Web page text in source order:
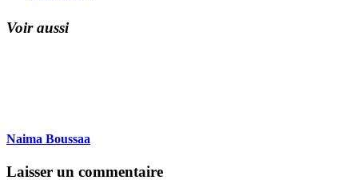
Voir aussi
Naima Boussaa
Laisser un commentaire